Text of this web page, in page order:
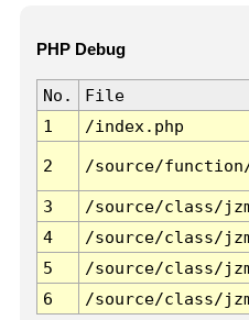
PHP Debug
No. File
1
/index.php
2 /source/
3 /source/class/
4
/source/class/
5
/source/class/
6
/source/class/